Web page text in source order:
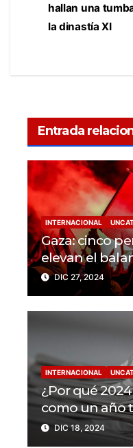
hallan una
la dinastía XI
Entrada
INTERNACIONAL
Gaza: cinco
elevan el
trabajadores
en 2024
DIC 27, 2024
INTERNACIONAL
¿Por qué
como un año
libertad de
periodistas
DIC 18, 2024